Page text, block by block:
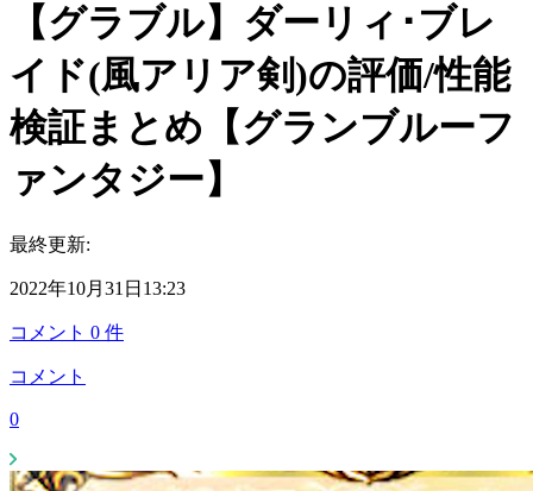
【グラブル】ダーリィ･ブレ
イド(風アリア剣)の評価/性能
検証まとめ【グランブルーフ
ァンタジー】
最終更新:
2022年10月31日13:23
コメント 0 件
コメント
0